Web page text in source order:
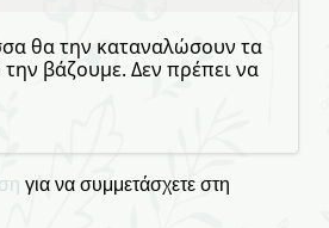
θα την καταναλώσουν τα
την βάζουμε. Δεν πρέπει να
για να συμμετάσχετε στη